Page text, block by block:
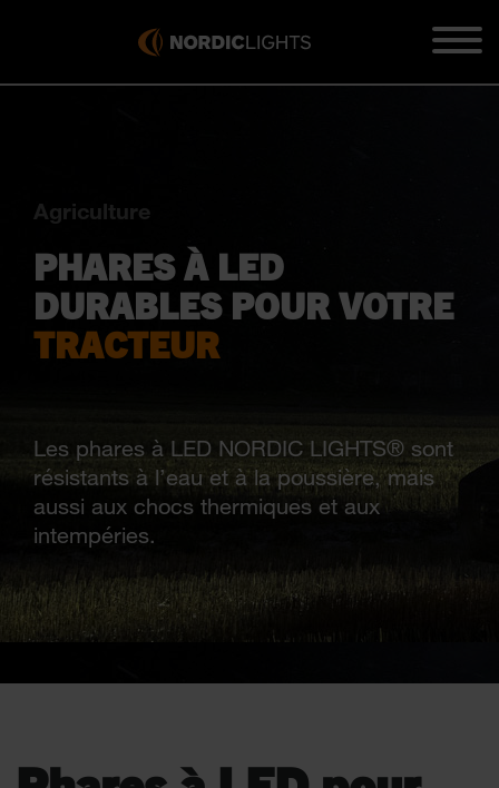
Agriculture
PHARES À LED
DURABLES POUR VOTRE
TRACTEUR
Les phares à LED NORDIC LIGHTS® sont
résistants à l’eau et à la poussière, mais
aussi aux chocs thermiques et aux
intempéries.